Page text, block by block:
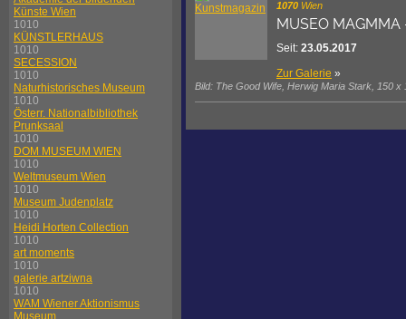
Künste Wien
1010
KÜNSTLERHAUS
1010
SECESSION
1010
Naturhistorisches Museum
1010
Österr. Nationalbibliothek
Prunksaal
1010
DOM MUSEUM WIEN
1010
Weltmuseum Wien
1010
Museum Judenplatz
1010
Heidi Horten Collection
1010
art moments
1010
galerie artziwna
1010
WAM Wiener Aktionismus
Museum
1070 Wien
MUSEO
Seit: 23.05.2017
Zur Galerie »
Bild: The Good Wife, Herwig Maria Stark, 150